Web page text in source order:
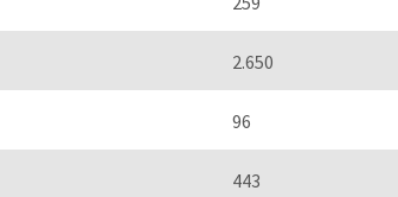
2.650
96
443